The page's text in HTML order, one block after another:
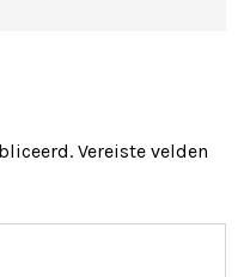
Vereiste velden